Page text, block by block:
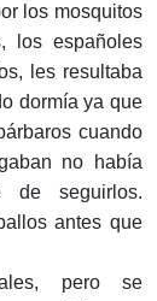
los mosquitos
los españoles
les resultaba
dormía ya que
cuando
no había
de seguirlos.
antes que
pero se